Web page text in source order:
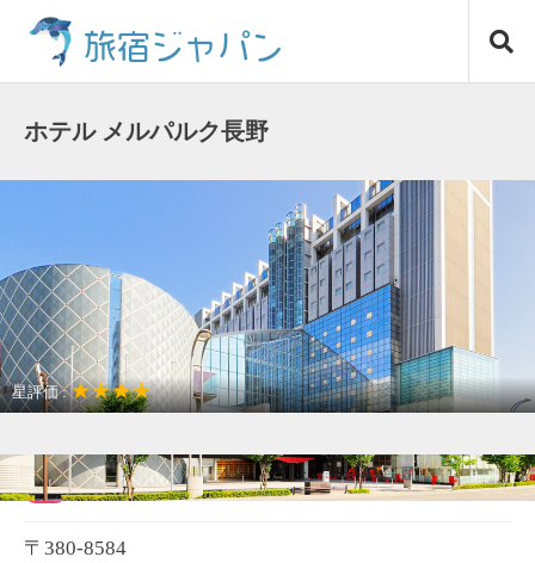
ス
プ
旅宿ジャパン
ホテル メルパルク長野
星評価 :★★★★
駅近
〒380-8584